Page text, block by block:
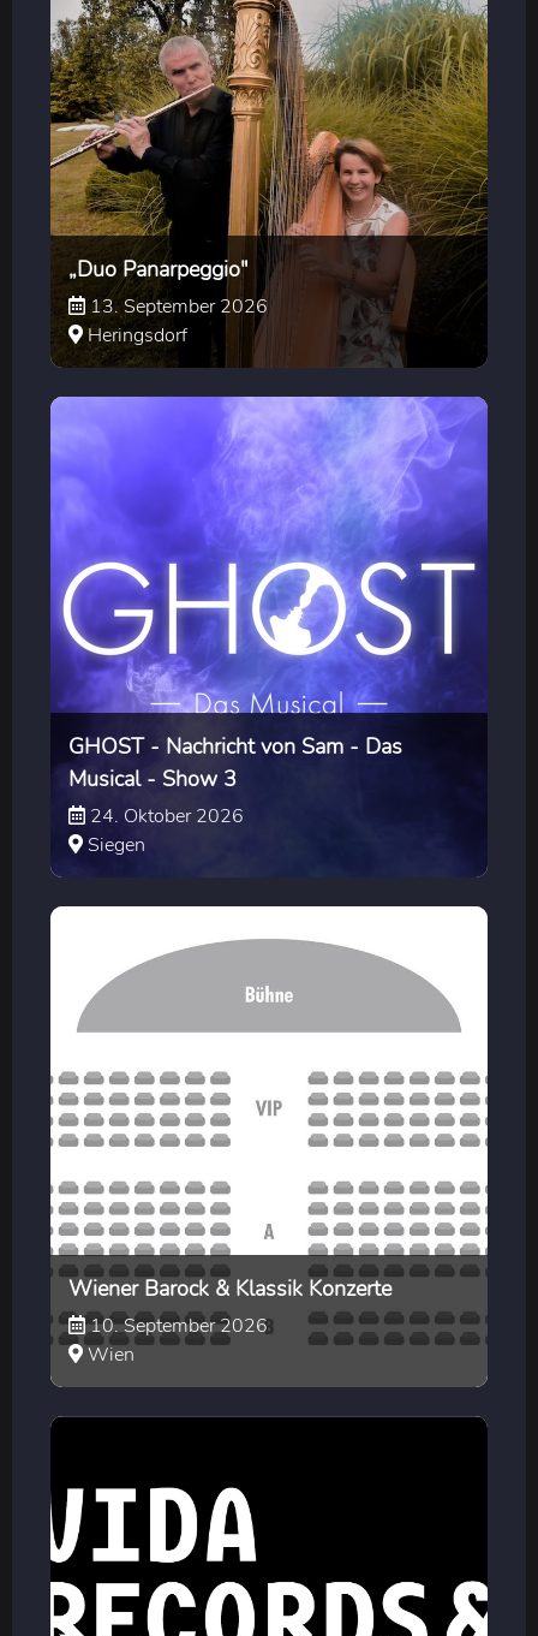
„Duo Panarpeggio"
13. September 2026
Heringsdorf
GHOST - Nachricht von Sam - Das
Musical - Show 3
24. Oktober 2026
Siegen
Wiener Barock & Klassik Konzerte
10. September 2026
Wien